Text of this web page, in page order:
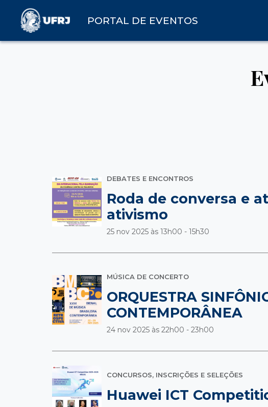
PORTAL DE EVENTOS
DEBATES E ENCONTROS
Roda de conversa e
ativismo
25 nov 2025 às 13h00 - 15h30
MÚSICA DE CONCERTO
ORQUESTRA
CONTEMPORÂNEA
24 nov 2025 às 22h00 - 23h00
CONCURSOS, INSCRIÇÕES E SELEÇÕES
Huawei ICT